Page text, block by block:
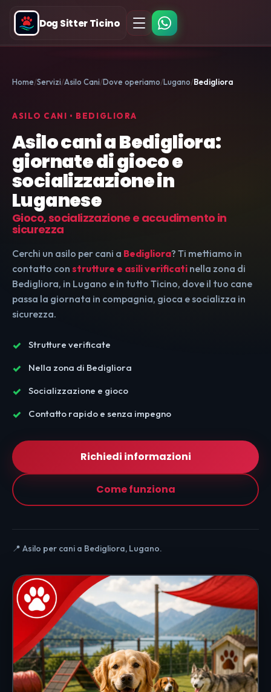
Dog Sitter Ticino
Home Servizi Asilo Cani Dove operiamo Lugano Bedigliora
ASILO CANI • BEDIGLIORA
Asilo cani a Bedigliora:
giornate di gioco e
socializzazione in
Luganese
Gioco, socializzazione e accudimento in
sicurezza
Cerchi un asilo per cani a Bedigliora? Ti mettiamo in
contatto con strutture e asili verificati nella zona di
Bedigliora, in Lugano e in tutto Ticino, dove il tuo cane
passa la giornata in compagnia, gioca e socializza in
sicurezza.
Strutture verificate
Nella zona di Bedigliora
Socializzazione e gioco
Contatto rapido e senza impegno
Richiedi informazioni
Come funziona
📍 Asilo per cani a Bedigliora, Lugano.